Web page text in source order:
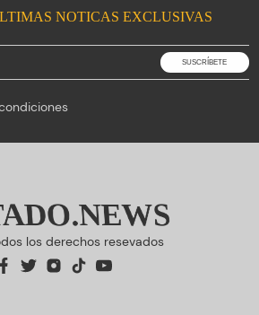
NOTICAS EXCLUSIVAS
los derechos resevados